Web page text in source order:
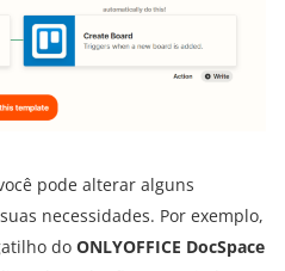
pode alterar alguns
necessidades. Por exemplo,
do ONLYOFFICE DocSpace